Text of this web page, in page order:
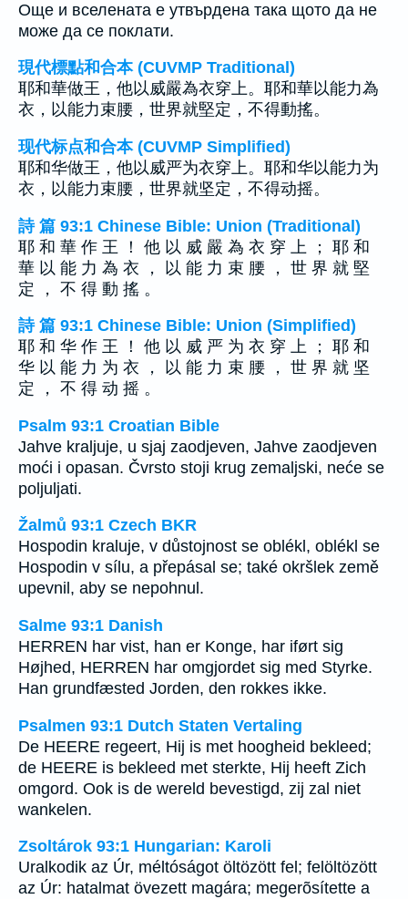
Още и вселената е утвърдена така щото да не
може да се поклати.
現代標點和合本 (CUVMP Traditional)
耶和華做王，他以威嚴為衣穿上。耶和華以能力為
衣，以能力束腰，世界就堅定，不得動搖。
现代标点和合本 (CUVMP Simplified)
耶和华做王，他以威严为衣穿上。耶和华以能力为
衣，以能力束腰，世界就坚定，不得动摇。
詩 篇 93:1 Chinese Bible: Union (Traditional)
耶 和 華 作 王 ！ 他 以 威 嚴 為 衣 穿 上 ； 耶 和
華 以 能 力 為 衣 ， 以 能 力 束 腰 ， 世 界 就 堅
定 ， 不 得 動 搖 。
詩 篇 93:1 Chinese Bible: Union (Simplified)
耶 和 华 作 王 ！ 他 以 威 严 为 衣 穿 上 ； 耶 和
华 以 能 力 为 衣 ， 以 能 力 束 腰 ， 世 界 就 坚
定 ， 不 得 动 摇 。
Psalm 93:1 Croatian Bible
Jahve kraljuje, u sjaj zaodjeven, Jahve zaodjeven
moći i opasan. Čvrsto stoji krug zemaljski, neće se
poljuljati.
Žalmů 93:1 Czech BKR
Hospodin kraluje, v důstojnost se oblékl, oblékl se
Hospodin v sílu, a přepásal se; také okršlek země
upevnil, aby se nepohnul.
Salme 93:1 Danish
HERREN har vist, han er Konge, har iført sig
Højhed, HERREN har omgjordet sig med Styrke.
Han grundfæsted Jorden, den rokkes ikke.
Psalmen 93:1 Dutch Staten Vertaling
De HEERE regeert, Hij is met hoogheid bekleed;
de HEERE is bekleed met sterkte, Hij heeft Zich
omgord. Ook is de wereld bevestigd, zij zal niet
wankelen.
Zsoltárok 93:1 Hungarian: Karoli
Uralkodik az Úr, méltóságot öltözött fel; felöltözött
az Úr: hatalmat övezett magára; megerõsítette a